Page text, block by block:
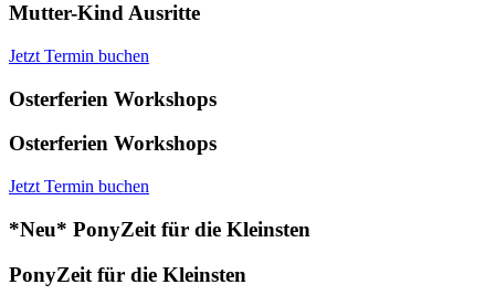
Mutter-Kind Ausritte
Jetzt Termin buchen
Osterferien Workshops
Osterferien Workshops
Jetzt Termin buchen
*Neu* PonyZeit für die Kleinsten
PonyZeit für die Kleinsten